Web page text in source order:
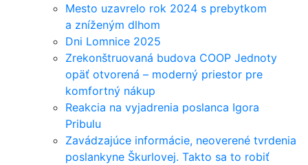
Mesto uzavrelo rok 2024 s prebytkom
a zníženým dlhom
Dni Lomnice 2025
Zrekonštruovaná budova COOP Jednoty
opäť otvorená – moderný priestor pre
komfortný nákup
Reakcia na vyjadrenia poslanca Igora
Pribulu
Zavádzajúce informácie, neoverené tvrdenia
poslankyne Škurlovej. Takto sa to robiť